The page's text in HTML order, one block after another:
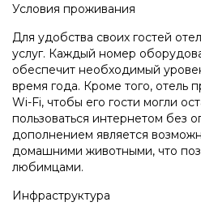
Условия проживания
Для удобства своих гостей
услуг. Каждый номер
обеспечит необходимый
время года. Кроме того, отель
Wi-Fi, чтобы его гости могли
пользоваться интернетом без
дополнением является
домашними животными, что
любимцами.
Инфраструктура